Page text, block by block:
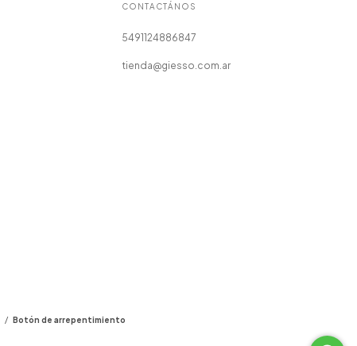
CONTACTÁNOS
5491124886847
tienda@giesso.com.ar
/ Botón de arrepentimiento